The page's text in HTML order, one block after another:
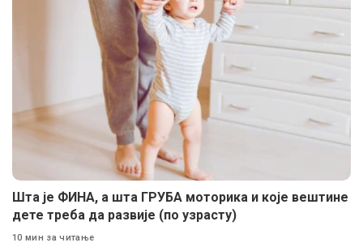
Шта је ФИНА, а шта ГРУБА моторика и које вештине
дете треба да развије (по узрасту)
10 мин за читање